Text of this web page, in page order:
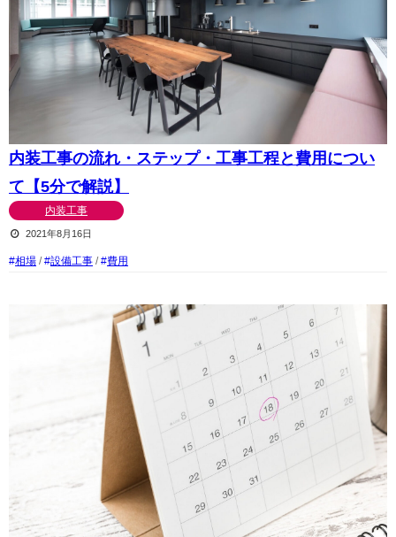
内装工事の流れ・ステップ・工事工程と費用につい
て【5分で解説】
内装工事
2021年8月16日
相場 / 設備工事 / 費用